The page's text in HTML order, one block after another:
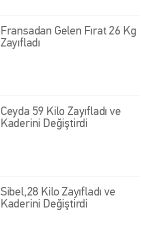
Fransadan Gelen Fırat 26 Kg
Zayıfladı
Ceyda 59 Kilo Zayıfladı ve
Kaderini Değiştirdi
Sibel,28 Kilo Zayıfladı ve
Kaderini Değiştirdi